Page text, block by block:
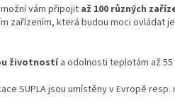
vám připojit až 100 různých
zařízením, která budou moci ovládat
životnostía odolnosti teplotám až 55
SUPLA jsou umístěny v Evropě resp.